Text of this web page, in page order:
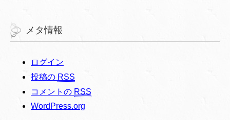
メタ情報
ログイン
投稿の RSS
コメントの RSS
WordPress.org